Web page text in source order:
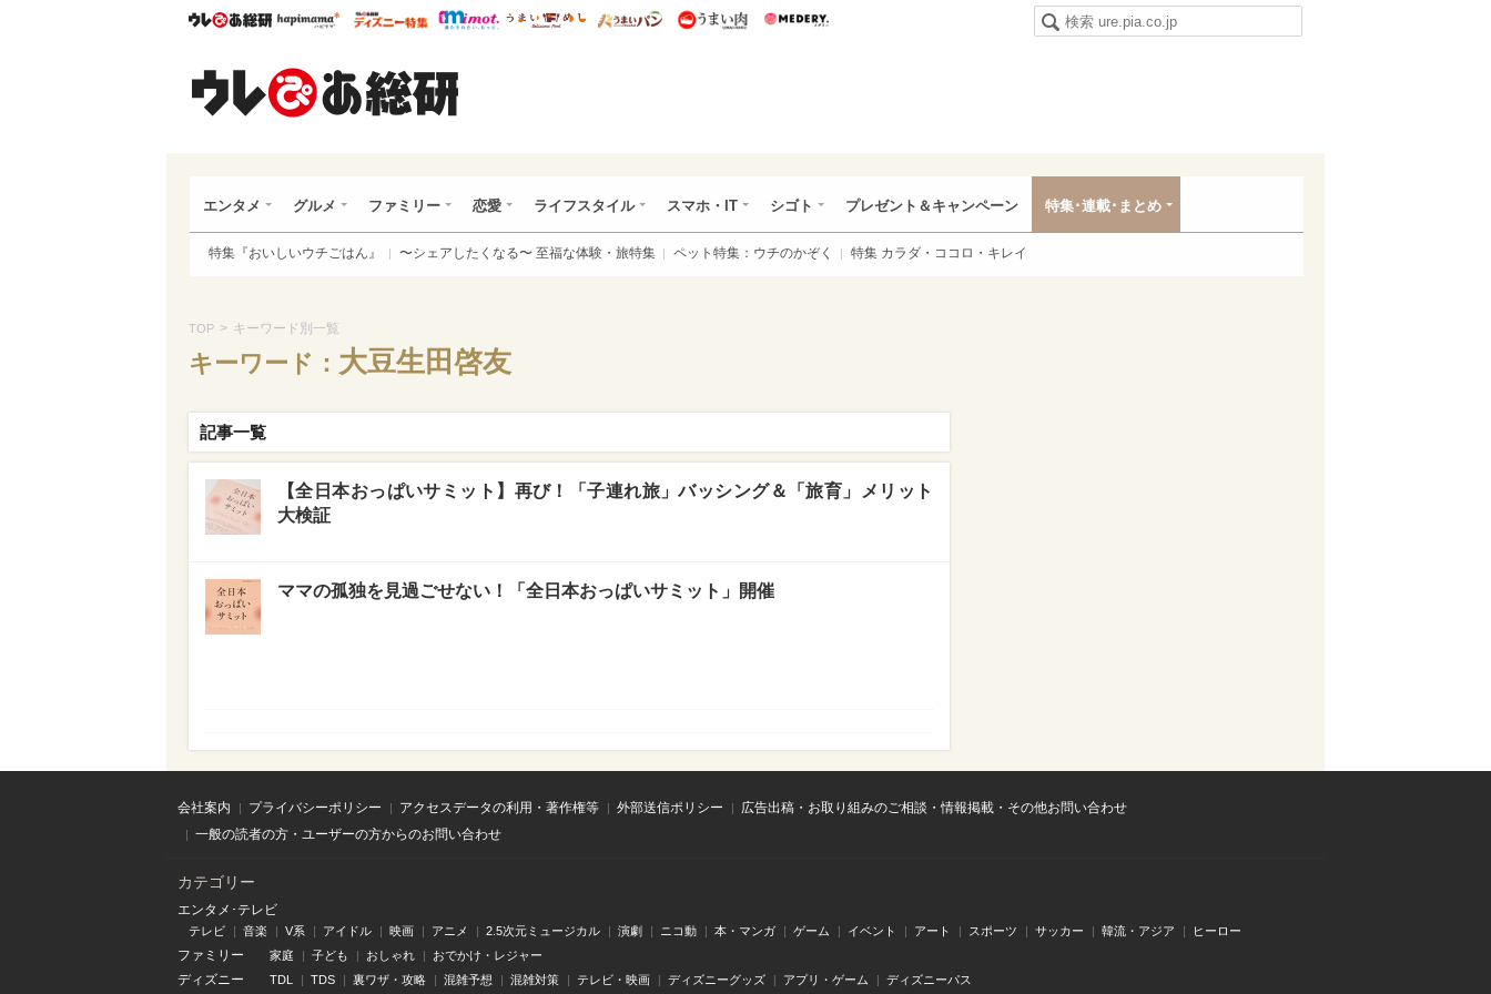
ウレぴあ総研ハピママ* ウレぴあ総研 ディズニー特集
mimot. うまいめし うまいパン うまい肉
エンタメ グルメ ファミリー 恋愛 ライフスタイル スマホ・IT シゴト プレゼント＆キャンペーン 特集･連載･まとめ
特集『おいしいウチごはん』 〜シェアしたくなる〜 至福な体験・旅特集 ペット特集：ウチのかぞく 特集 カラダ・ココロ・キレイ
TOP > キーワード別一覧
キーワード： 大豆生田啓友
記事一覧
【全日本おっぱいサミット】再び！「子連れ旅」バッシング＆「旅育」メリット
大検証
ママの孤独を見過ごせない！「全日本おっぱいサミット」開催
会社案内 プライバシーポリシー アクセスデータの利用・著作権等 外部送信ポリシー
広告出稿・お取り組みのご相談・情報掲載・その他お問い合わせ
一般の読者の方・ユーザーの方からのお問い合わせ
カテゴリー
エンタメ･テレビ
テレビ 音楽 V系 アイドル 映画 アニメ 2.5次元ミュージカル 演劇 ニコ動 本・マンガ ゲーム イベント アート スポーツ サッカー 韓流・アジア ヒーロー
ファミリー 家庭 子ども おしゃれ おでかけ・レジャー
ディズニー TDL TDS 裏ワザ・攻略 混雑予想 混雑対策 テレビ・映画 ディズニーグッズ アプリ・ゲーム ディズニーパス